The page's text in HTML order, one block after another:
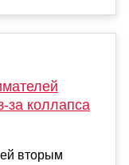
за коллапса
вторым